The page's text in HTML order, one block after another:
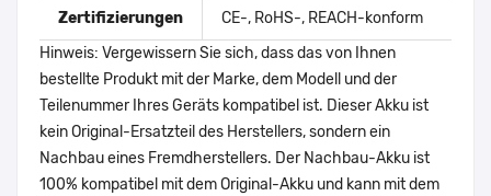
Zertifizierungen
CE-, RoHS-, REACH-konform
Hinweis: Vergewissern Sie sich, dass das von Ihnen
bestellte Produkt mit der Marke, dem Modell und der
Teilenummer Ihres Geräts kompatibel ist. Dieser Akku ist
kein Original-Ersatzteil des Herstellers, sondern ein
Nachbau eines Fremdherstellers. Der Nachbau-Akku ist
100% kompatibel mit dem Original-Akku und kann mit dem